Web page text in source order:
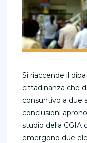
Si riaccende il
cittadinanza che
consuntivo a due
conclusioni
studio della CGIA
emergono due